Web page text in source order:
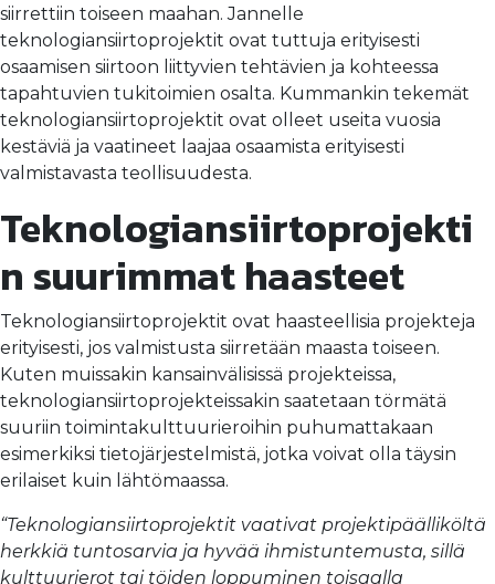
siirrettiin toiseen maahan. Jannelle
teknologiansiirtoprojektit ovat tuttuja erityisesti
osaamisen siirtoon liittyvien tehtävien ja kohteessa
tapahtuvien tukitoimien osalta. Kummankin tekemät
teknologiansiirtoprojektit ovat olleet useita vuosia
kestäviä ja vaatineet laajaa osaamista erityisesti
valmistavasta teollisuudesta.
Teknologiansiirtoprojekti
n suurimmat haasteet
Teknologiansiirtoprojektit ovat haasteellisia projekteja
erityisesti, jos valmistusta siirretään maasta toiseen.
Kuten muissakin kansainvälisissä projekteissa,
teknologiansiirtoprojekteissakin saatetaan törmätä
suuriin toimintakulttuurieroihin puhumattakaan
esimerkiksi tietojärjestelmistä, jotka voivat olla täysin
erilaiset kuin lähtömaassa.
“Teknologiansiirtoprojektit vaativat projektipäälliköltä
herkkiä tuntosarvia ja hyvää ihmistuntemusta, sillä
kulttuurierot tai töiden loppuminen toisaalla